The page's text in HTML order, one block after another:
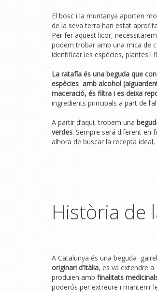
El bosc i la muntanya aporten
de la seva terra han estat
Per fer aquest licor,
podem trobar amb una mica de
identificar les espècies, plantes i
La ratafía és una beguda que
espècies amb alcohol
maceració, és filtra i es deixa
ingredients principals a part de
A partir d’aquí, trobem una
verdes. Sempre será diferent en
alhora de buscar la recepta
Història de
A Catalunya és una beguda
originari d’Itàlia, es va extendre
produien amb finalitats
poderós per extreure i mantenir